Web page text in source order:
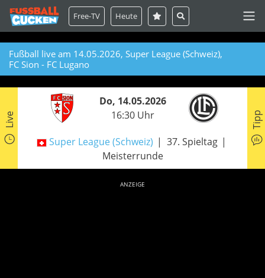
Free-TV Heute
Fußball live am 14.05.2026, Super League (Schweiz),
FC Sion - FC Lugano
Live
Do, 14.05.2026
16:30 Uhr
Super League (Schweiz)
37. Spieltag
Meisterrunde
Tipp
ANZEIGE